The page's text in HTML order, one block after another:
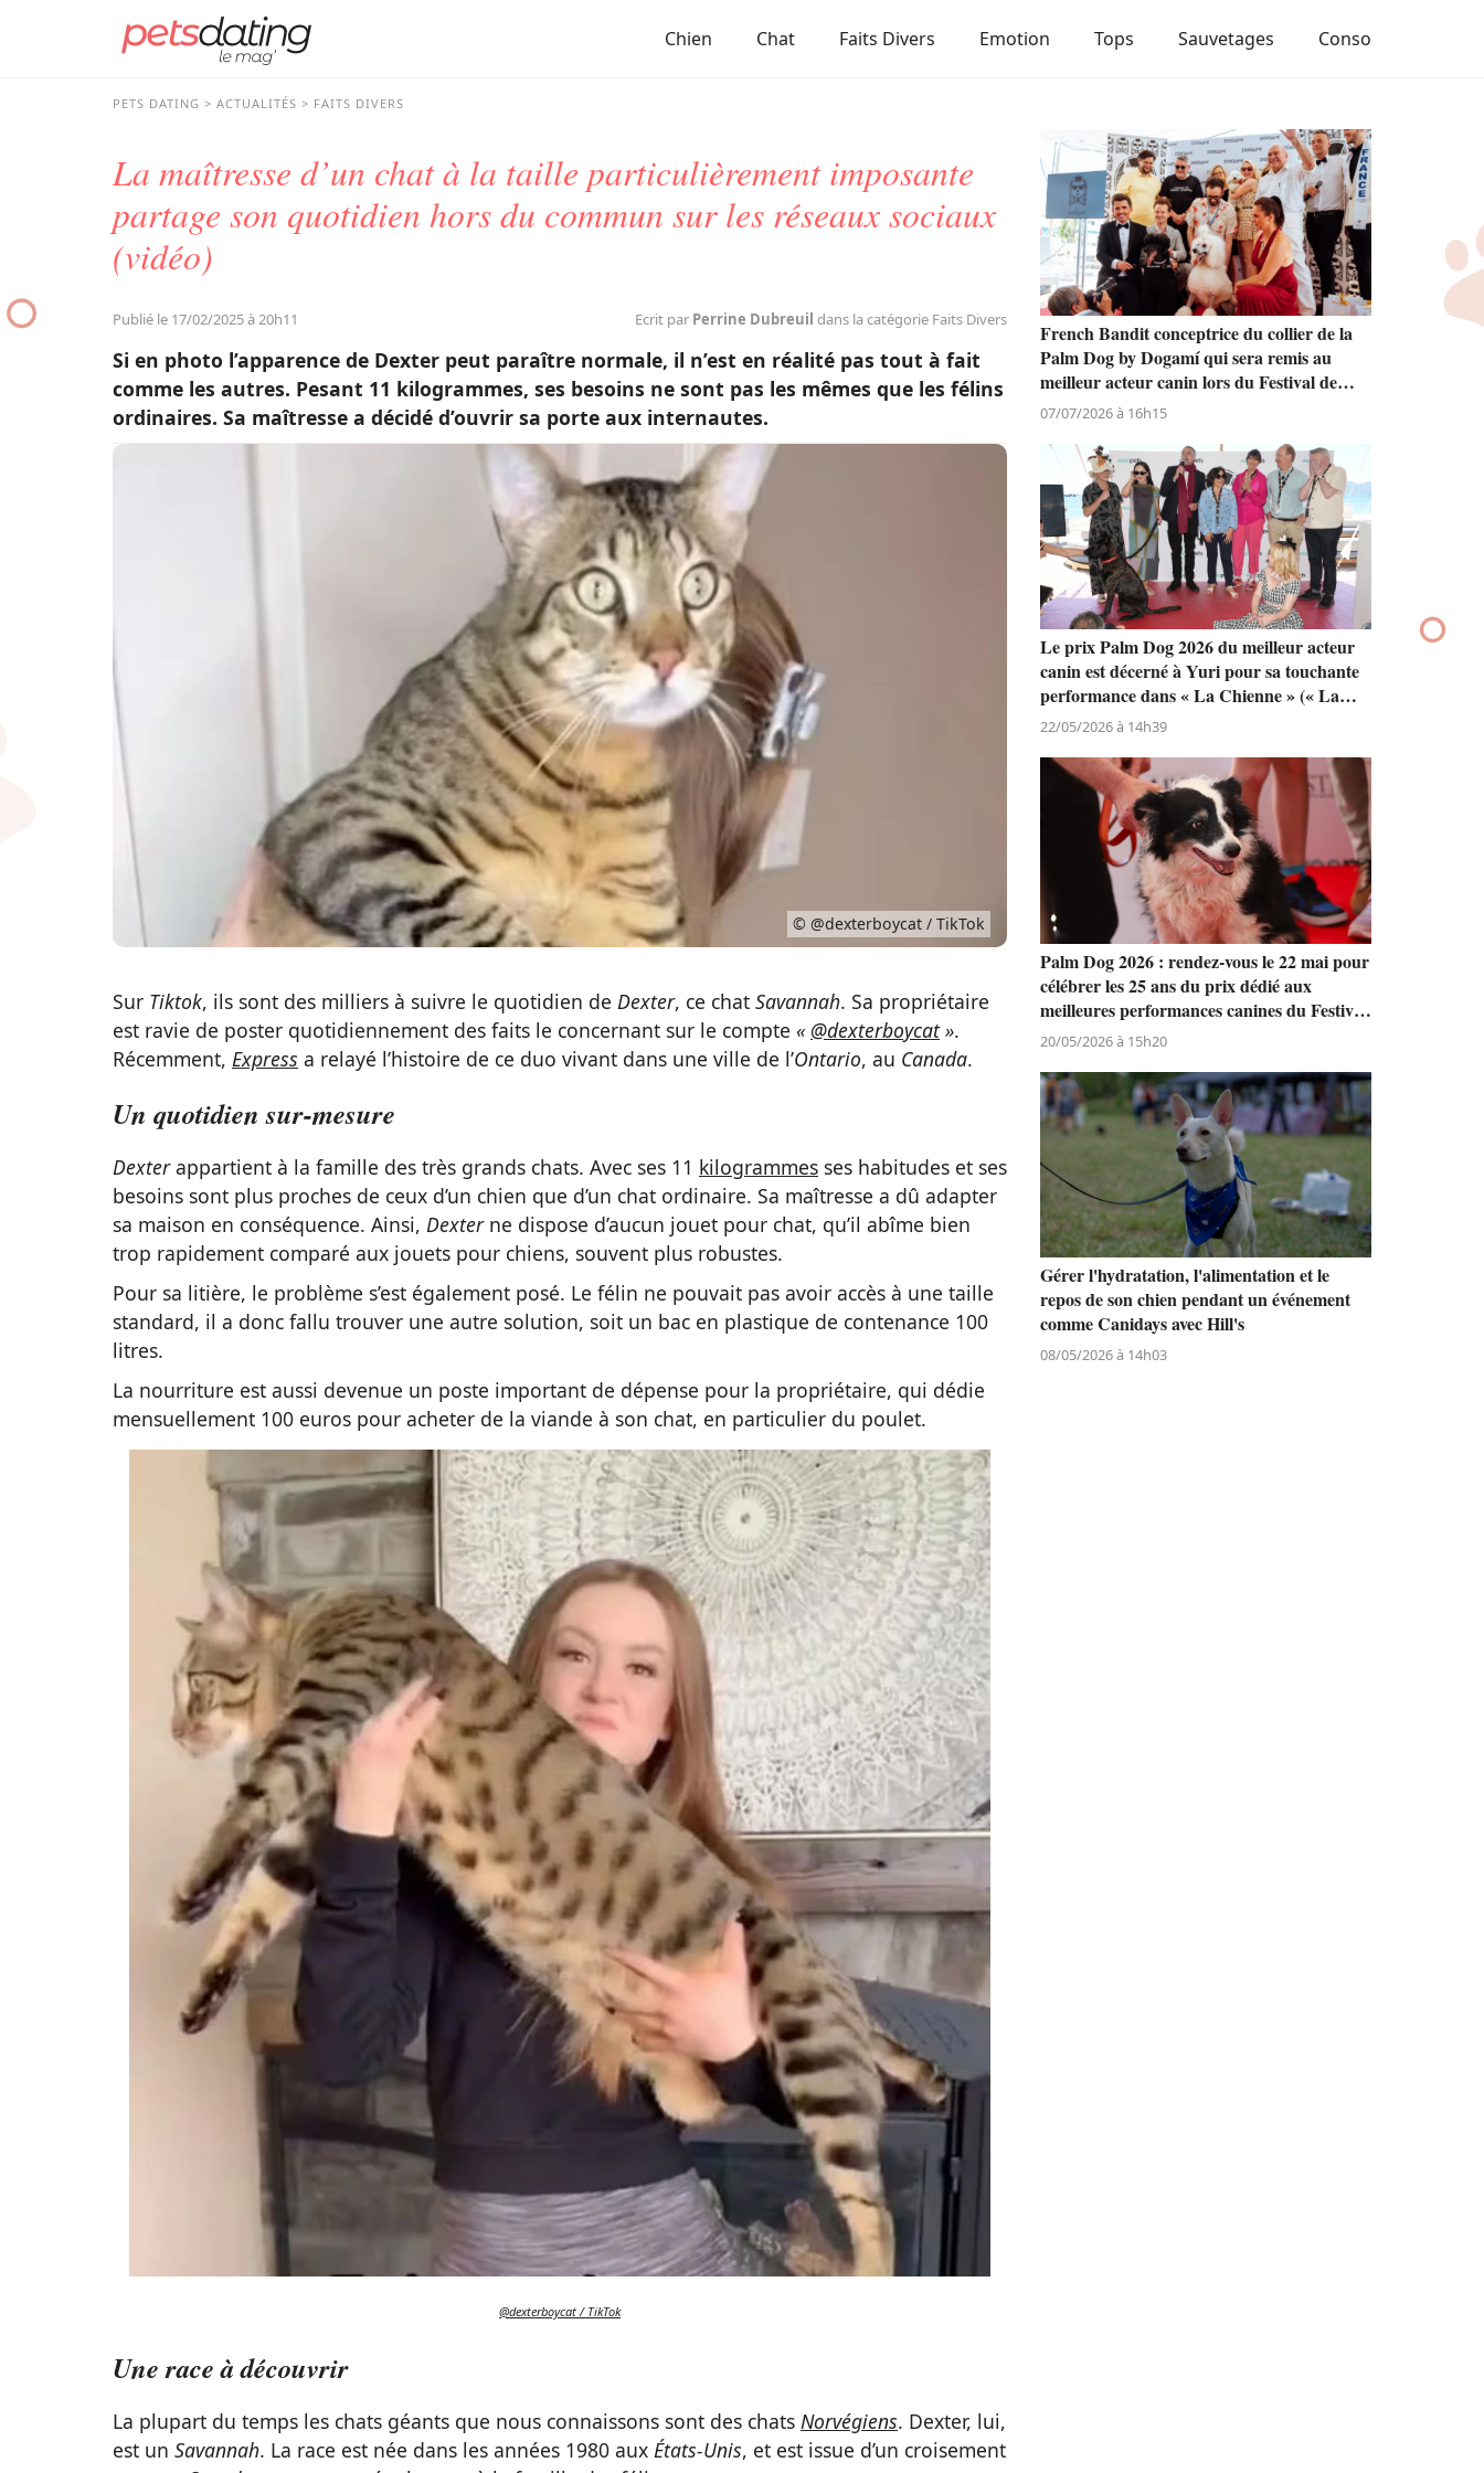
Chien Chat Faits Divers Emotion Tops Sauvetages Conso
PETS DATING ACTUALITÉS FAITS DIVERS
La maîtresse d’un chat à la taille particulièrement imposante
partage son quotidien hors du commun sur les réseaux sociaux
(vidéo)
Publié le 17/02/2025 à 20h11 Ecrit par Perrine Dubreuil dans la catégorie Faits Divers
Si en photo l’apparence de Dexter peut paraître normale, il n’est en réalité pas tout à fait
comme les autres. Pesant 11 kilogrammes, ses besoins ne sont pas les mêmes que les félins
ordinaires. Sa maîtresse a décidé d’ouvrir sa porte aux internautes.
© @dexterboycat / TikTok
Sur Tiktok, ils sont des milliers à suivre le quotidien de Dexter, ce chat Savannah. Sa propriétaire
est ravie de poster quotidiennement des faits le concernant sur le compte « @dexterboycat».
Récemment, Express a relayé l’histoire de ce duo vivant dans une ville de l’Ontario, au Canada.
Un quotidien sur-mesure
Dexterappartient à la famille des très grands chats. Avec ses 11 kilogrammes ses habitudes et ses
besoins sont plus proches de ceux d’un chien que d’un chat ordinaire. Sa maîtresse a dû adapter
sa maison en conséquence. Ainsi, Dexterne dispose d’aucun jouet pour chat, qu’il abîme bien
trop rapidement comparé aux jouets pour chiens, souvent plus robustes.
Pour sa litière, le problème s’est également posé. Le félin ne pouvait pas avoir accès à une taille
standard, il a donc fallu trouver une autre solution, soit un bac en plastique de contenance 100
litres.
La nourriture est aussi devenue un poste important de dépense pour la propriétaire, qui dédie
mensuellement 100 euros pour acheter de la viande à son chat, en particulier du poulet.
@dexterboycat / TikTok
Une race à découvrir
La plupart du temps les chats géants que nous connaissons sont des chats Norvégiens. Dexter, lui,
est un Savannah. La race est née dans les années 1980 aux États-Unis, et est issue d’un croisement
French Bandit conceptrice du collier de la
Palm Dog by Dogamí qui sera remis au
meilleur acteur canin lors du Festival de
Cannes
07/07/2026 à 16h15
Le prix Palm Dog 2026 du meilleur acteur
canin est décerné à Yuri pour sa touchante
performance dans « La Chienne » (« La
Perra ») de Dominga Sotomayor
22/05/2026 à 14h39
Palm Dog 2026 : rendez-vous le 22 mai pour
célébrer les 25 ans du prix dédié aux
meilleures performances canines du Festival
de Cannes
20/05/2026 à 15h20
Gérer l'hydratation, l'alimentation et le
repos de son chien pendant un événement
comme Canidays avec Hill's
08/05/2026 à 14h03